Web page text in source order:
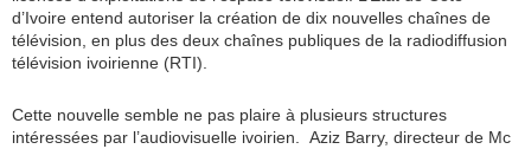
d’Ivoire entend autoriser la création de dix nouvelles chaînes de
télévision, en plus des deux chaînes publiques de la radiodiffusion
télévision ivoirienne (RTI).
Cette nouvelle semble ne pas plaire à plusieurs structures
intéressées par l’audiovisuelle ivoirien. Aziz Barry, directeur de Mc